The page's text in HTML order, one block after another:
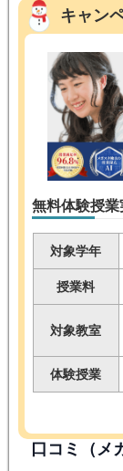
キャン
無料体験授業
対象学年
授業料
対象教室
体験授業
口コミ（メ